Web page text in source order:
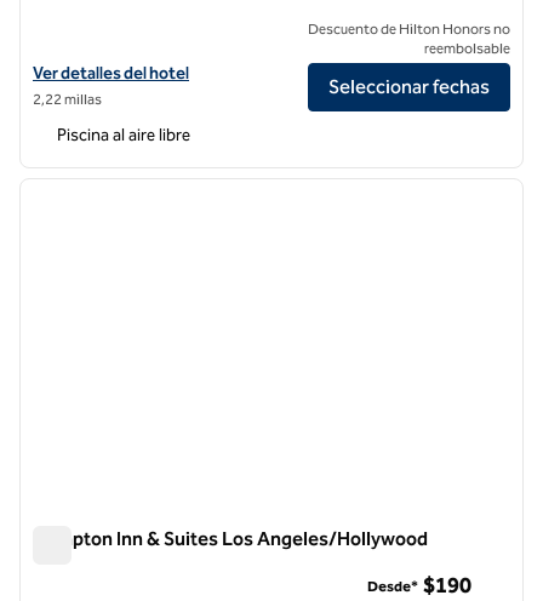
Ver detalles del hotel Hilton Garden Inn Los Angeles/Hollywood
Ver detalles del hotel
2,22 millas
Descuento de Hilton Honors no
reembolsable
Seleccionar fechas
Piscina al aire libre
1 de 12
Hampton Inn & Suites Los Angeles/Hollywood
Desde* $190